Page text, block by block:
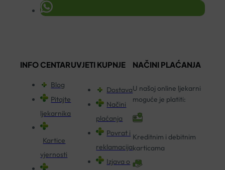
INFO CENTAR
Blog
Pitajte
ljekarnika
Kartice
vjernosti
UVJETI KUPNJE
Dostava
Načini
plaćanja
Povrat i
reklamacija
Izjava o
NAČINI PLAĆANJA
U našoj online ljekarni
moguće je platiti:
Kreditnim i debitnim
karticama